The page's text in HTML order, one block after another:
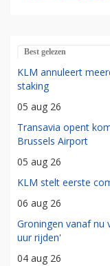
Best gelezen
KLM annuleert
staking
05 aug 26
Transavia opent
Brussels Airport
05 aug 26
KLM stelt eerste
06 aug 26
Groningen vanaf nu
uur rijden'
04 aug 26